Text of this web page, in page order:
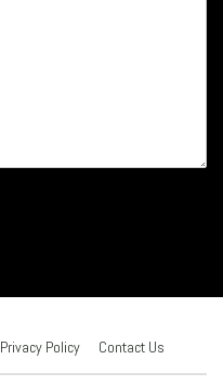
Privacy Policy Contact Us